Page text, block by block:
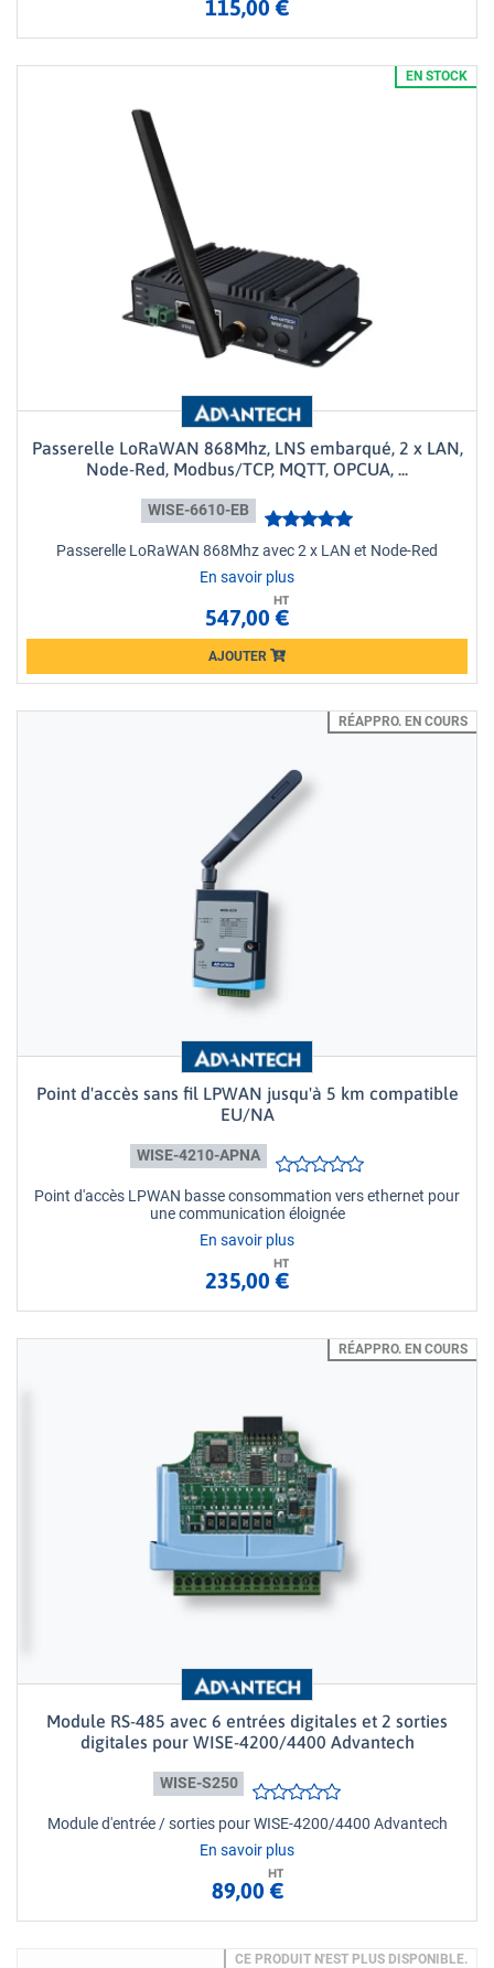
115,00 €
EN STOCK
Passerelle LoRaWAN 868Mhz, LNS embarqué, 2 x LAN,
Node-Red, Modbus/TCP, MQTT, OPCUA, ...
WISE-6610-EB
Passerelle LoRaWAN 868Mhz avec 2 x LAN et Node-Red
En savoir plus
HT
547,00 €
AJOUTER
Loading...
RÉAPPRO. EN COURS
Point d'accès sans fil LPWAN jusqu'à 5 km compatible
EU/NA
WISE-4210-APNA
Point d'accès LPWAN basse consommation vers ethernet pour
une communication éloignée
En savoir plus
HT
235,00 €
RÉAPPRO. EN COURS
Module RS-485 avec 6 entrées digitales et 2 sorties
digitales pour WISE-4200/4400 Advantech
WISE-S250
Module d'entrée / sorties pour WISE-4200/4400 Advantech
En savoir plus
HT
89,00 €
CE PRODUIT N'EST PLUS DISPONIBLE.